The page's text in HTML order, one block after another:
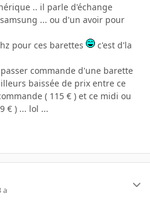
.. il parle d'échange
... ou d'un avoir pour
pour ces barettes
c'est d'la
commande d'une barette
baissée de prix entre ce
( 115 € ) et ce midi ou
€ ) ... lol ...
a